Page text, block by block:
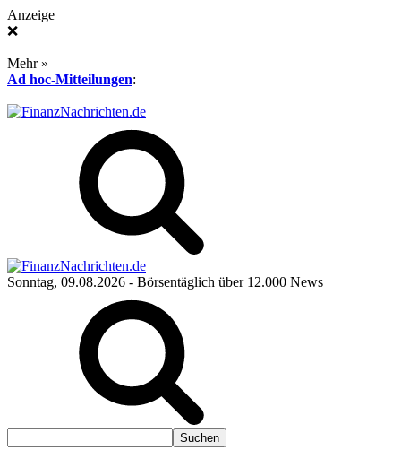
Anzeige
❌
Mehr »
Ad hoc-Mitteilungen:
Sonntag, 09.08.2026 - Börsentäglich über 12.000 News